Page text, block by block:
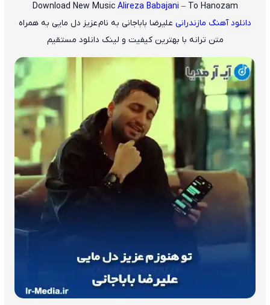
Download New MusicAlireza Babajani – To Hanozam
دانلود آهنگ مازندرانی علیرضا باباجانی به نامعزیز دل مایی به همراه
متن ترانه با بهترین کیفیت و لینک دانلود مستقیم